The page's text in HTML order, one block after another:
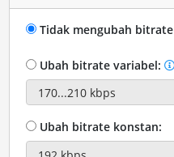
Tidak mengubah bitrate
Ubah bitrate variabel:
Ubah bitrate konstan: